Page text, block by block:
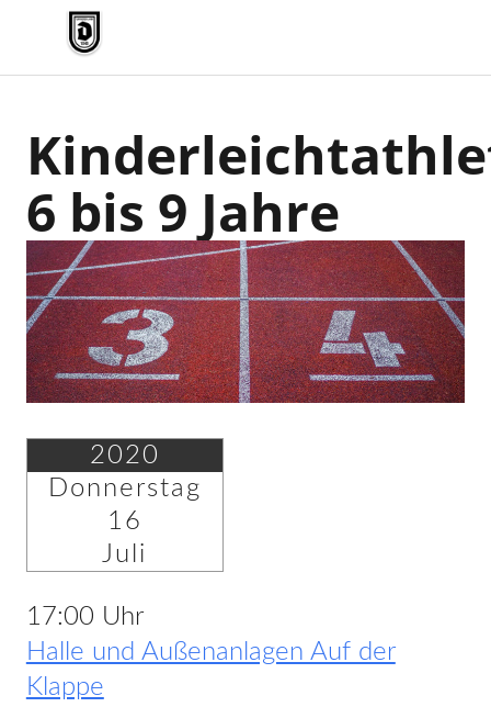
TV Jahn Duderstadt
6 bis 9 Jahre
2020
Donnerstag
16
Juli
17:00 Uhr
Halle und Außenanlagen Auf der
Klappe